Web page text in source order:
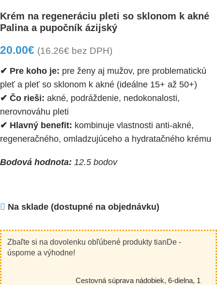
Krém na regeneráciu pleti so sklonom k ​​akné
Palina a pupočník ázijský
20.00€ (16.26€ bez DPH)
✔ Pre koho je: pre ženy aj mužov, pre problematickú
pleť a pleť so sklonom k akné (ideálne 15+ až 50+)
✔ Čo rieši: akné, podráždenie, nedokonalosti,
nerovnováhu pleti
✔ Hlavný benefit: kombinuje vlastnosti anti-akné,
regeneračného, ​​omladzujúceho a hydratačného krému
Bodová hodnota: 12.5 bodov
Na sklade (dostupné na objednávku)
Zbaľte si na dovolenku obľúbené produkty tianDe -
úsporne a výhodne!
Cestovná súprava nádobiek, 6-dielna, 1